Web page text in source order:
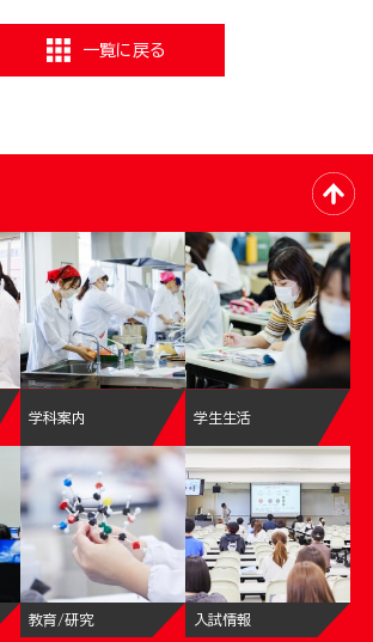
一覧に戻る
学科案内 学生生活
教育/研究 入試情報